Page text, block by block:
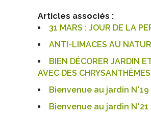
Articles associés :
31 MARS : JOUR DE LA
ANTI-LIMACES AU
BIEN DÉCORER JARDIN
AVEC DES CHRYSANTHÈMES
Bienvenue au jardin N°19
Bienvenue au jardin N°21